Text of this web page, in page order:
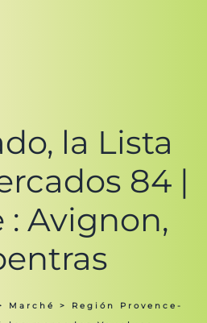
la Lista
84 |
: Avignon,
Marché > Región Provence-